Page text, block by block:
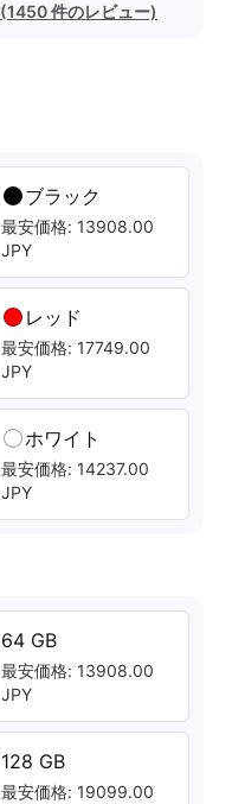
(1450 件のレビュー)
ブラック
最安価格: 13908.00
JPY
レッド
最安価格: 17749.00
JPY
ホワイト
最安価格: 14237.00
JPY
64 GB
最安価格: 13908.00
JPY
128 GB
最安価格: 19099.00